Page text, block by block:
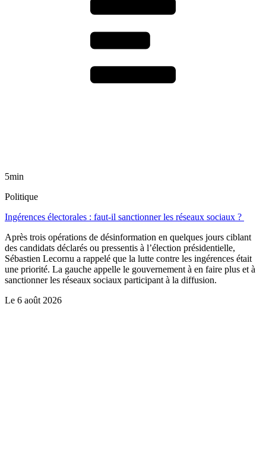
5min
Politique
Ingérences électorales : faut-il sanctionner les réseaux sociaux ?
Après trois opérations de désinformation en quelques jours ciblant
des candidats déclarés ou pressentis à l’élection présidentielle,
Sébastien Lecornu a rappelé que la lutte contre les ingérences était
une priorité. La gauche appelle le gouvernement à en faire plus et à
sanctionner les réseaux sociaux participant à la diffusion.
Le 6 août 2026